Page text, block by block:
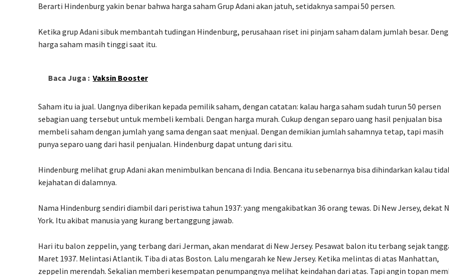
Berarti Hindenburg yakin benar bahwa harga saham Grup Adani akan jatuh, setidaknya sampai 50 persen.
Ketika grup Adani sibuk membantah tudingan Hindenburg, perusahaan riset ini pinjam saham dalam jumlah besar.
harga saham masih tinggi saat itu.
Baca Juga : Vaksin Booster
Saham itu ia jual. Uangnya diberikan kepada pemilik saham, dengan catatan: kalau harga saham sudah turun 50 persen
sebagian uang tersebut untuk membeli kembali. Dengan harga murah. Cukup dengan separo uang hasil penjualan bisa
membeli saham dengan jumlah yang sama dengan saat menjual. Dengan demikian jumlah sahamnya tetap, tapi masih
punya separo uang dari hasil penjualan. Hindenburg dapat untung dari situ.
Hindenburg melihat grup Adani akan menimbulkan bencana di India. Bencana itu sebenarnya bisa dihindarkan kalau
kejahatan di dalamnya.
Nama Hindenburg sendiri diambil dari peristiwa tahun 1937: yang mengakibatkan 36 orang tewas. Di New Jersey, dekat
York. Itu akibat manusia yang kurang bertanggung jawab.
Hari itu balon zeppelin, yang terbang dari Jerman, akan mendarat di New Jersey. Pesawat balon itu terbang sejak
Maret 1937. Melintasi Atlantik. Tiba di atas Boston. Lalu mengarah ke New Jersey. Ketika melintas di atas Manhattan,
zeppelin merendah. Sekalian memberi kesempatan penumpangnya melihat keindahan dari atas. Tapi angin topan